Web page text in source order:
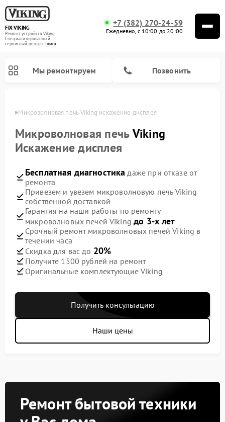
FIX-VIKING
Ремонт устройств Viking
Специализированный
cервисный центр г.Томск
+7 (382) 270-24-59
Ежедневно, с 10:00 до 20:00
Мы ремонтируем Позвонить
Микроволновая печь Viking искажение дисплея
Микроволновая печьViking
Искажение дисплея
Бесплатная диагностика даже при отказе от
ремонта
Привезем и увезем микроволновую печь Viking
собственной доставкой
Гарантия на наши работы по ремонту
микроволновых печей Vikingдо 3-х лет
Срочный ремонт микроволновых печей Viking в
течении часа
Скидка для вас до 20%
Получите 1500 рублей на ремонт
Оригинальные комплектующие Viking
Получить консультацию
Наши цены
Ремонт бытовой техники